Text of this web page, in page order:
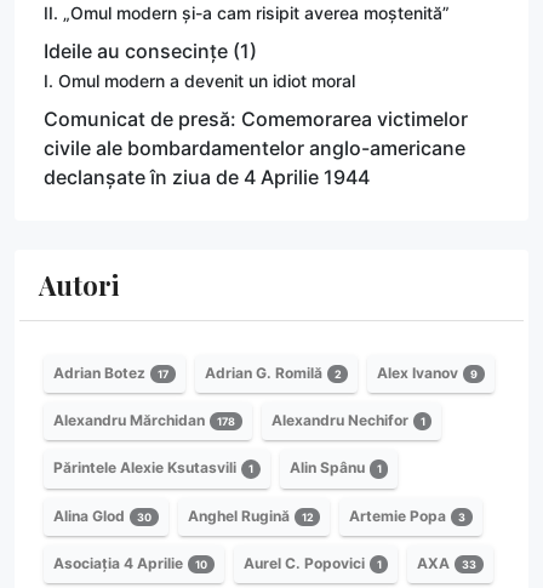
II. „Omul modern și-a cam risipit averea moștenită”
Ideile au consecințe (1)
I. Omul modern a devenit un idiot moral
Comunicat de presă: Comemorarea victimelor
civile ale bombardamentelor anglo-americane
declanșate în ziua de 4 Aprilie 1944
Autori
Adrian Botez 17 Adrian G. Romilă 2 Alex Ivanov 9
Alexandru Mărchidan 178 Alexandru Nechifor 1
Părintele Alexie Ksutasvili 1 Alin Spânu 1
Alina Glod 30 Anghel Rugină 12 Artemie Popa 3
Asociația 4 Aprilie 10 Aurel C. Popovici 1 AXA 33